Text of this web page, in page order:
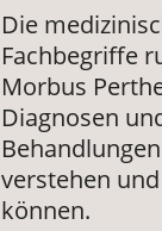
Die
Fachbegriffe
Morbus
Diagnosen
verstehen
können.